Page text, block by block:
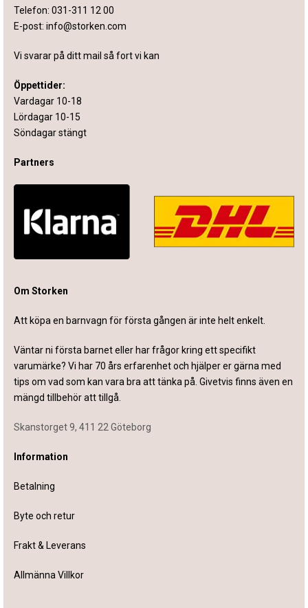
Telefon: 031-311 12 00
E-post: info@storken.com
Vi svarar på ditt mail så fort vi kan
Öppettider:
Vardagar 10-18
Lördagar 10-15
Söndagar stängt
Partners
Om Storken
Att köpa en barnvagn för första gången är inte helt enkelt.
Väntar ni första barnet eller har frågor kring ett specifikt
varumärke? Vi har 70 års erfarenhet och hjälper er gärna med
tips om vad som kan vara bra att tänka på. Givetvis finns även en
mängd tillbehör att tillgå.
Skanstorget 9, 411 22 Göteborg
Information
Betalning
Byte och retur
Frakt & Leverans
Allmänna Villkor